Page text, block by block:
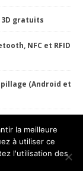
gratuits
NFC et RFID
(Android et
réservés.
la meilleure
à utiliser ce
l'utilisation des